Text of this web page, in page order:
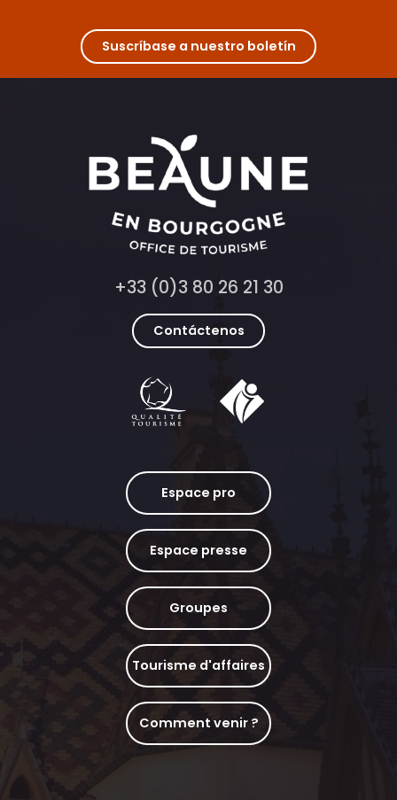
Restaurant CampanileSuscríbase a nuestro boletín
+33 (0)3 80 26 21 30
Contáctenos
Espace pro
Espace presse
Groupes
Tourisme d'affaires
Comment venir ?